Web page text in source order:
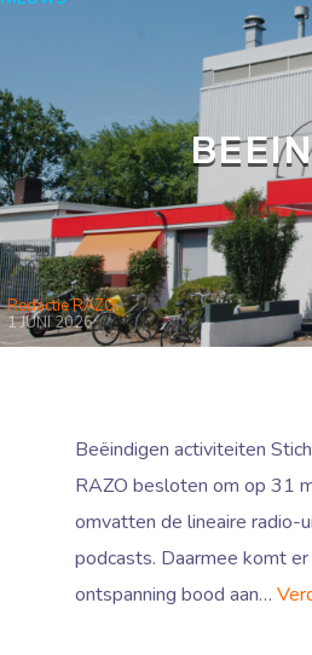
Redactie RAZO
1 JUNI 2026
Beëindigen activiteiten
RAZO besloten om op 31
omvatten de lineaire radio-
podcasts. Daarmee komt
ontspanning bood aan…